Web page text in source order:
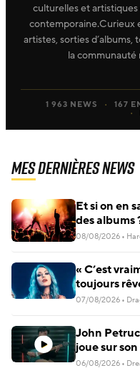
culturelles et
contemporaine.Curieux
artistes, sorties
la
1 963 NEWS 167
Mes dernières news
Et si on en
des albums
groupes ne
08/08/2026 •
« C’est
toujours
White-
07/08/2026 •
John
joue sur
nouveau
06/08/2026 •